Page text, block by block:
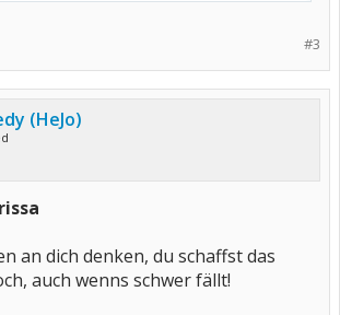
#3
(HeJo)
an dich denken, du schaffst das
auch wenns schwer fällt!